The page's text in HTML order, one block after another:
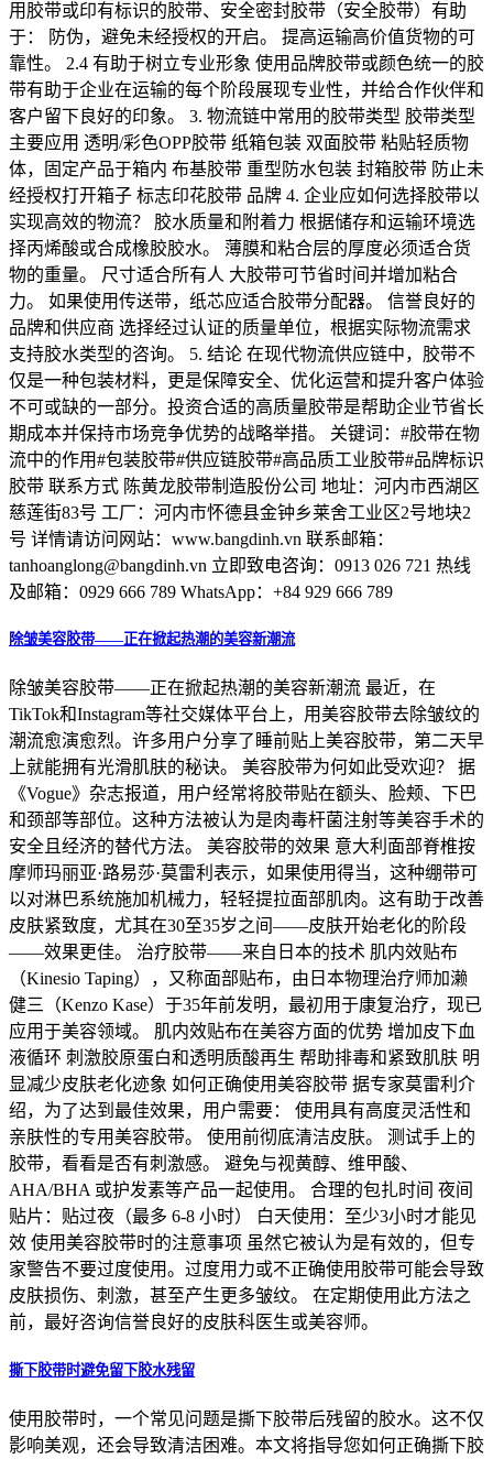
用胶带或印有标识的胶带、安全密封胶带（安全胶带）有助
于： 防伪，避免未经授权的开启。 提高运输高价值货物的可
靠性。 2.4 有助于树立专业形象 使用品牌胶带或颜色统一的胶
带有助于企业在运输的每个阶段展现专业性，并给合作伙伴和
客户留下良好的印象。 3. 物流链中常用的胶带类型 胶带类型
主要应用 透明/彩色OPP胶带 纸箱包装 双面胶带 粘贴轻质物
体，固定产品于箱内 布基胶带 重型防水包装 封箱胶带 防止未
经授权打开箱子 标志印花胶带 品牌 4. 企业应如何选择胶带以
实现高效的物流？ 胶水质量和附着力 根据储存和运输环境选
择丙烯酸或合成橡胶胶水。 薄膜和粘合层的厚度必须适合货
物的重量。 尺寸适合所有人 大胶带可节省时间并增加粘合
力。 如果使用传送带，纸芯应适合胶带分配器。 信誉良好的
品牌和供应商 选择经过认证的质量单位，根据实际物流需求
支持胶水类型的咨询。 5. 结论 在现代物流供应链中，胶带不
仅是一种包装材料，更是保障安全、优化运营和提升客户体验
不可或缺的一部分。投资合适的高质量胶带是帮助企业节省长
期成本并保持市场竞争优势的战略举措。 关键词：#胶带在物
流中的作用#包装胶带#供应链胶带#高品质工业胶带#品牌标识
胶带 联系方式 陈黄龙胶带制造股份公司 地址：河内市西湖区
慈莲街83号 工厂：河内市怀德县金钟乡莱舍工业区2号地块2
号 详情请访问网站：www.bangdinh.vn 联系邮箱：
tanhoanglong@bangdinh.vn 立即致电咨询：0913 026 721 热线
及邮箱：0929 666 789 WhatsApp：+84 929 666 789
除皱美容胶带——正在掀起热潮的美容新潮流
除皱美容胶带——正在掀起热潮的美容新潮流 最近，在
TikTok和Instagram等社交媒体平台上，用美容胶带去除皱纹的
潮流愈演愈烈。许多用户分享了睡前贴上美容胶带，第二天早
上就能拥有光滑肌肤的秘诀。 美容胶带为何如此受欢迎？ 据
《Vogue》杂志报道，用户经常将胶带贴在额头、脸颊、下巴
和颈部等部位。这种方法被认为是肉毒杆菌注射等美容手术的
安全且经济的替代方法。 美容胶带的效果 意大利面部脊椎按
摩师玛丽亚·路易莎·莫雷利表示，如果使用得当，这种绷带可
以对淋巴系统施加机械力，轻轻提拉面部肌肉。这有助于改善
皮肤紧致度，尤其在30至35岁之间——皮肤开始老化的阶段
——效果更佳。 治疗胶带——来自日本的技术 肌内效贴布
（Kinesio Taping），又称面部贴布，由日本物理治疗师加濑
健三（Kenzo Kase）于35年前发明，最初用于康复治疗，现已
应用于美容领域。 肌内效贴布在美容方面的优势 增加皮下血
液循环 刺激胶原蛋白和透明质酸再生 帮助排毒和紧致肌肤 明
显减少皮肤老化迹象 如何正确使用美容胶带 据专家莫雷利介
绍，为了达到最佳效果，用户需要： 使用具有高度灵活性和
亲肤性的专用美容胶带。 使用前彻底清洁皮肤。 测试手上的
胶带，看看是否有刺激感。 避免与视黄醇、维甲酸、
AHA/BHA 或护发素等产品一起使用。 合理的包扎时间 夜间
贴片：贴过夜（最多 6-8 小时） 白天使用：至少3小时才能见
效 使用美容胶带时的注意事项 虽然它被认为是有效的，但专
家警告不要过度使用。过度用力或不正确使用胶带可能会导致
皮肤损伤、刺激，甚至产生更多皱纹。 在定期使用此方法之
前，最好咨询信誉良好的皮肤科医生或美容师。
撕下胶带时避免留下胶水残留
使用胶带时，一个常见问题是撕下胶带后残留的胶水。这不仅
影响美观，还会导致清洁困难。本文将指导您如何正确撕下胶